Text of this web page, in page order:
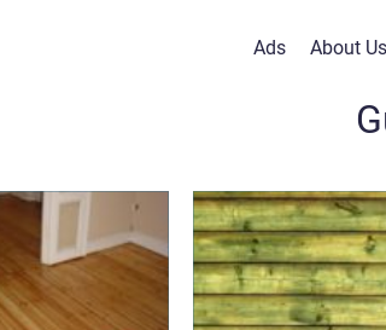
Ads About Us